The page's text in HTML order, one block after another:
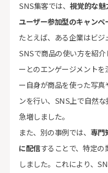
SNS集客では、視覚的な魅
ユーザー参加型のキャンペ
たとえば、ある企業はビ
SNSで商品の使い方を紹
ーとのエンゲージメント
ー自身が商品を使った写
ンを行い、SNS上で自然
急増しました。
また、別の事例では、 専門
に配信することで、特定の
しました。これにより、